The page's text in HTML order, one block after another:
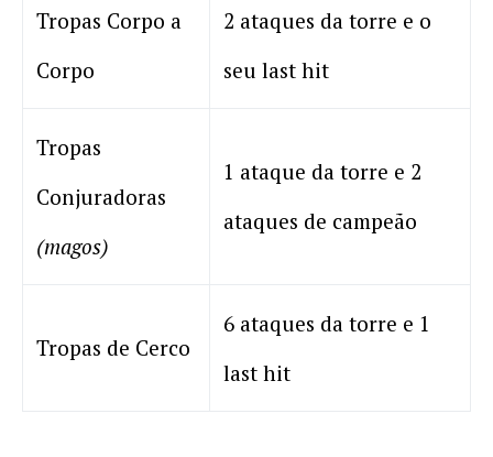
Tropas Corpo a
Corpo
2 ataques da torre e o
seu last hit
Tropas
Conjuradoras
(magos)
1 ataque da torre e 2
ataques de campeão
Tropas de Cerco
6 ataques da torre e 1
last hit